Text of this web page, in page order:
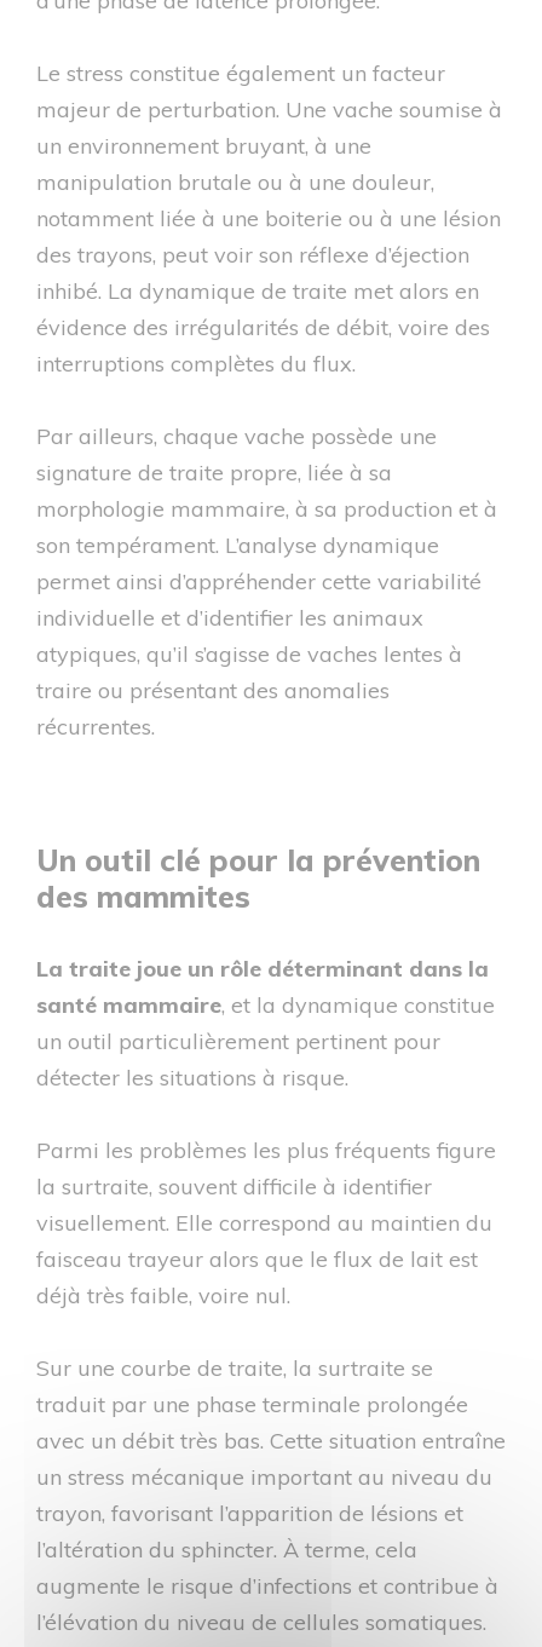
Le stress constitue également un facteur
majeur de perturbation. Une vache soumise à
un environnement bruyant, à une
manipulation brutale ou à une douleur,
notamment liée à une boiterie ou à une lésion
des trayons, peut voir son réflexe d’éjection
inhibé. La dynamique de traite met alors en
évidence des irrégularités de débit, voire des
interruptions complètes du flux.
Par ailleurs, chaque vache possède une
signature de traite propre, liée à sa
morphologie mammaire, à sa production et à
son tempérament. L’analyse dynamique
permet ainsi d’appréhender cette variabilité
individuelle et d’identifier les animaux
atypiques, qu’il s’agisse de vaches lentes à
traire ou présentant des anomalies
récurrentes.
Un outil clé pour la prévention
des mammites
La traite joue un rôle déterminant dans la
santé mammaire, et la dynamique constitue
un outil particulièrement pertinent pour
détecter les situations à risque.
Parmi les problèmes les plus fréquents figure
la surtraite, souvent difficile à identifier
visuellement. Elle correspond au maintien du
faisceau trayeur alors que le flux de lait est
déjà très faible, voire nul.
Sur une courbe de traite, la surtraite se
traduit par une phase terminale prolongée
avec un débit très bas. Cette situation entraîne
un stress mécanique important au niveau du
trayon, favorisant l’apparition de lésions et
l’altération du sphincter. À terme, cela
augmente le risque d’infections et contribue à
l’élévation du niveau de cellules somatiques.